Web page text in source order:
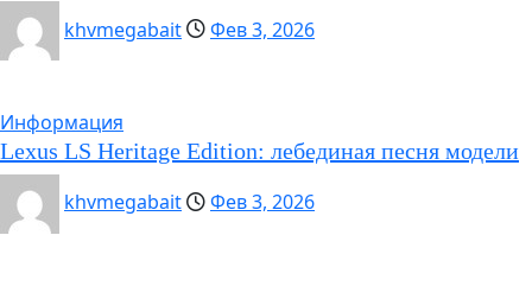
khvmegabait
Фев 3, 2026
Информация
Lexus LS Heritage Edition: лебединая песня модели
khvmegabait
Фев 3, 2026